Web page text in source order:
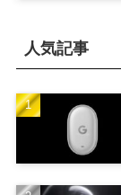
人気記事